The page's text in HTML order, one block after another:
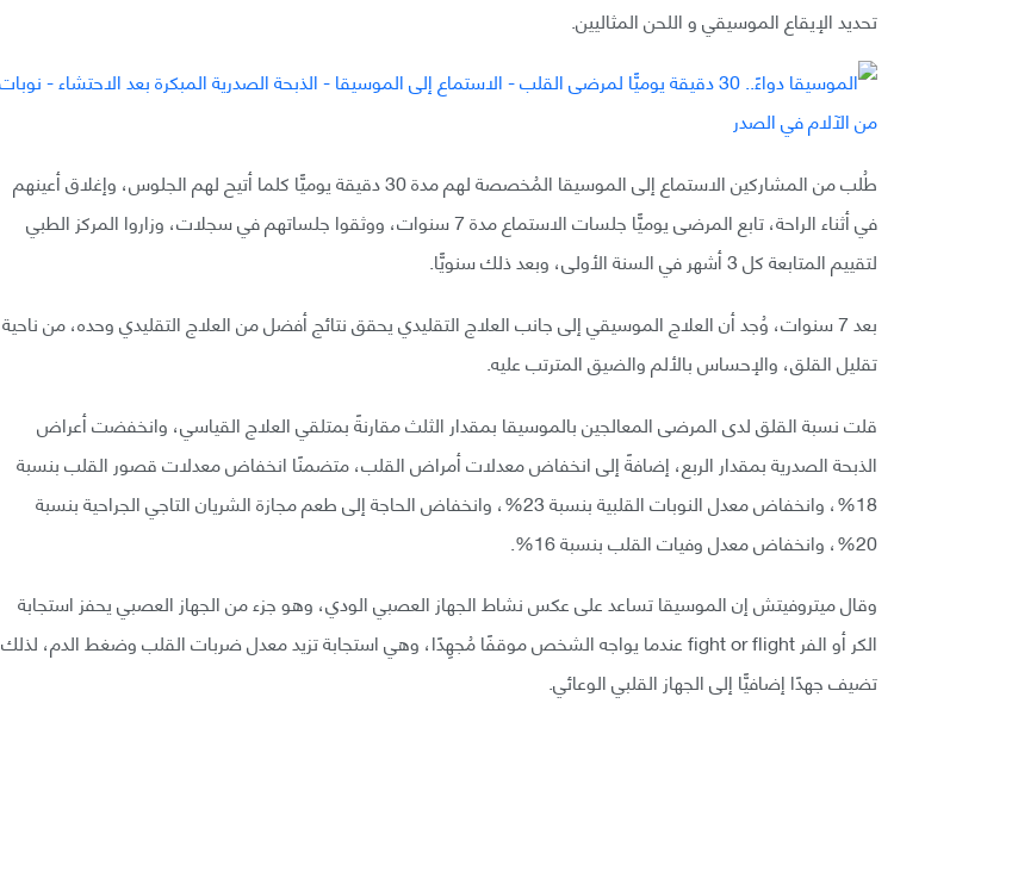
تحديد الإيقاع الموسيقي و اللحن المثاليين.
طُلب من المشاركين الاستماع إلى الموسيقا المُخصصة لهم مدة 30 دقيقة يوميًّا كلما أتيح لهم الجلوس، وإغلاق أعينهم
في أثناء الراحة، تابع المرضى يوميًّا جلسات الاستماع مدة 7 سنوات، ووثقوا جلساتهم في سجلات، وزاروا المركز الطبي
لتقييم المتابعة كل 3 أشهر في السنة الأولى، وبعد ذلك سنويًّا.
بعد 7 سنوات، وُجد أن العلاج الموسيقي إلى جانب العلاج التقليدي يحقق نتائج أفضل من العلاج التقليدي وحده، من ناحية
تقليل القلق، والإحساس بالألم والضيق المترتب عليه.
قلت نسبة القلق لدى المرضى المعالجين بالموسيقا بمقدار الثلث مقارنةً بمتلقي العلاج القياسي، وانخفضت أعراض
الذبحة الصدرية بمقدار الربع، إضافةً إلى انخفاض معدلات أمراض القلب، متضمنًا انخفاض معدلات قصور القلب بنسبة
18%، وانخفاض معدل النوبات القلبية بنسبة 23%، وانخفاض الحاجة إلى طعم مجازة الشريان التاجي الجراحية بنسبة
20%، وانخفاض معدل وفيات القلب بنسبة 16%.
وقال ميتروفيتش إن الموسيقا تساعد على عكس نشاط الجهاز العصبي الودي، وهو جزء من الجهاز العصبي يحفز استجابة
الكر أو الفر fight or flight عندما يواجه الشخص موقفًا مُجهِدًا، وهي استجابة تزيد معدل ضربات القلب وضغط الدم، لذلك
تضيف جهدًا إضافيًّا إلى الجهاز القلبي الوعائي.